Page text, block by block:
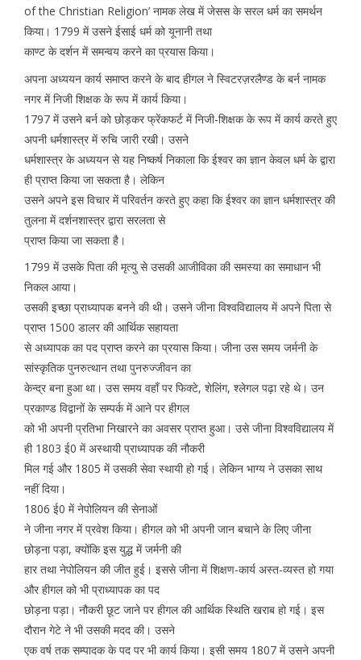
of the Christian Religion’ नामक लेख में जेसस के सरल धर्म का समर्थन
किया। 1799 में उसने ईसाई धर्म को यूनानी तथा
काण्ट के दर्शन में समन्वय करने का प्रयास किया।
अपना अध्ययन कार्य समाप्त करने के बाद हीगल ने स्विटरज़रलैण्ड के बर्न नामक
नगर में निजी शिक्षक के रूप में कार्य किया।
1797 में उसने बर्न को छोड़कर फ्रेंकफर्ट में निजी-शिक्षक के रूप में कार्य करते हुए
अपनी धर्मशास्त्र में रुचि जारी रखी। उसने
धर्मशास्त्र के अध्ययन से यह निष्कर्ष निकाला कि ईश्वर का ज्ञान केवल धर्म के द्वारा
ही प्राप्त किया जा सकता है। लेकिन
उसने अपने इस विचार में परिवर्तन करते हुए कहा कि ईश्वर का ज्ञान धर्मशास्त्र की
तुलना में दर्शनशास्त्र द्वारा सरलता से
प्राप्त किया जा सकता है।
1799 में उसके पिता की मृत्यु से उसकी आजीविका की समस्या का समाधान भी
निकल आया।
उसकी इच्छा प्राध्यापक बनने की थी। उसने जीना विश्वविद्यालय में अपने पिता से
प्राप्त 1500 डालर की आर्थिक सहायता
से अध्यापक का पद प्राप्त करने का प्रयास किया। जीना उस समय जर्मनी के
सांस्कृतिक पुनरुत्थान तथा पुनरुज्जीवन का
केन्द्र बना हुआ था। उस समय वहाँ पर फिक्टे, शेलिंग, श्लेगल पढ़ा रहे थे। उन
प्रकाण्ड विद्वानों के सम्पर्क में आने पर हीगल
को भी अपनी प्रतिभा निखारने का अवसर प्राप्त हुआ। उसे जीना विश्वविद्यालय में
ही 1803 ई0 में अस्थायी प्राध्यापक की नौकरी
मिल गई और 1805 में उसकी सेवा स्थायी हो गई। लेकिन भाग्य ने उसका साथ
नहीं दिया।
1806 ई0 में नेपोलियन की सेनाओं
ने जीना नगर में प्रवेश किया। हीगल को भी अपनी जान बचाने के लिए जीना
छोड़ना पड़ा, क्योंकि इस युद्ध में जर्मनी की
हार तथा नेपोलियन की जीत हुई। इससे जीना में शिक्षण-कार्य अस्त-व्यस्त हो गया
और हीगल को भी प्राध्यापक का पद
छोड़ना पड़ा। नौकरी छूट जाने पर हीगल की आर्थिक स्थिति खराब हो गई। इस
दौरान गेटे ने भी उसकी मदद की। उसने
एक वर्ष तक सम्पादक के पद पर भी कार्य किया। इसी समय 1807 में उसने अपनी